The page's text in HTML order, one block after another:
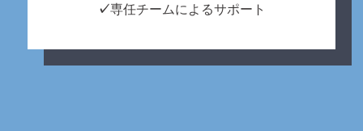
✓専任チームによるサポート